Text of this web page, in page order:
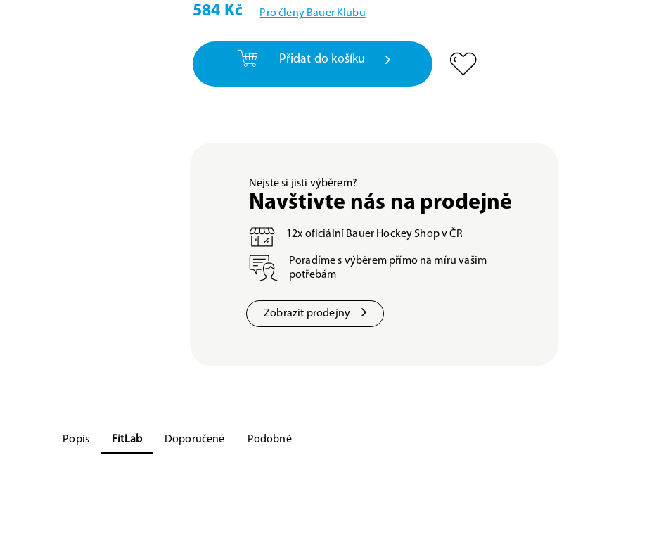
584 Kč Pro členy Bauer Klubu
Přidat do košíku
Nejste si jisti výběrem?
Navštivte nás na prodejně
12x oficiální Bauer Hockey Shop v ČR
Poradíme s výběrem přímo na míru vašim
potřebám
Zobrazit prodejny
Popis FitLab Doporučené Podobné